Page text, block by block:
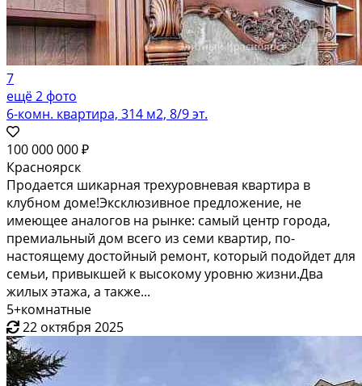
7
ещё 2 фото
6-комн. квартира, 314 м2, 8/9 эт.
100 000 000 ₽
Красноярск
Продается шикарная трехуровневая квартира в
клубном доме!Эксклюзивное предложение, не
имеющее аналогов на рынке: самый центр города,
премиальный дом всего из семи квартир, по-
настоящему достойный ремонт, который подойдет для
семьи, привыкшей к высокому уровню жизни.Два
жилых этажа, а также...
5+комнатные
22 октября 2025